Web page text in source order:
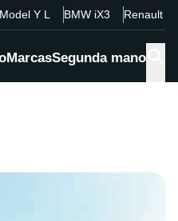
Model Y L BMW iX3 Renault
MarcasSegunda mano